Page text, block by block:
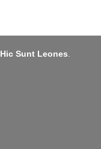
Hic Sunt Leones